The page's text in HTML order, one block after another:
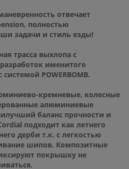
отвечает
полностью
задачи и стиль езды!
трасса выхлопа с
именитого
системой POWERBOMB.
кремневые, колесные
алюминиевые
баланс прочности и
подходит как летнего
дерби т.к. с легкостью
шипов. Композитные
покрышку не